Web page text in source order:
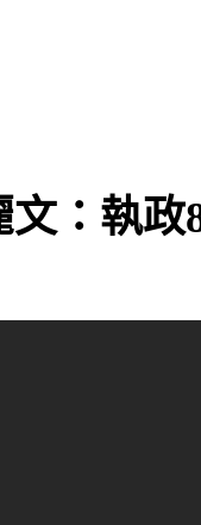
：執政